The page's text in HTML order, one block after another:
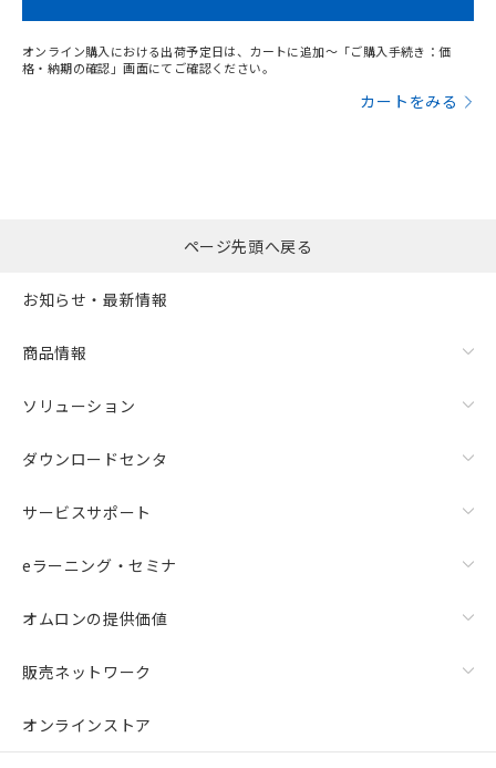
オンライン購入における出荷予定日は、カートに追加～「ご購入手続き：価
格・納期の確認」画面にてご確認ください。
カートをみる
ページ先頭へ戻る
お知らせ・最新情報
商品情報
ソリューション
ダウンロードセンタ
サービスサポート
eラーニング・セミナ
オムロンの提供価値
販売ネットワーク
オンラインストア